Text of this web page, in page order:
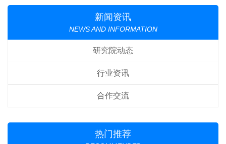
新闻资讯
NEWS AND INFORMATION
研究院动态
行业资讯
合作交流
热门推荐